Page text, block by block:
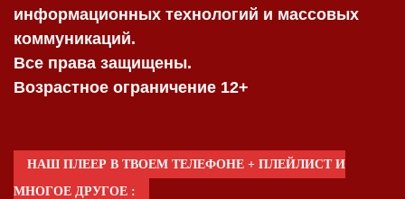
информационных технологий и массовых
коммуникаций.
Все права защищены.
Возрастное ограничение 12+
НАШ ПЛЕЕР В ТВОЕМ ТЕЛЕФОНЕ + ПЛЕЙЛИСТ И
МНОГОЕ ДРУГОЕ :